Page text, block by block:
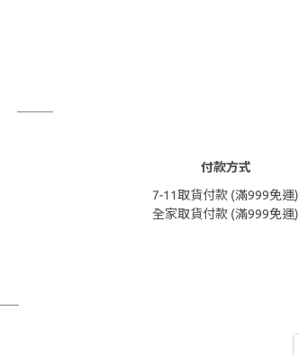
付款方式
7-11取貨付款 (滿999免運)
全家取貨付款 (滿999免運)